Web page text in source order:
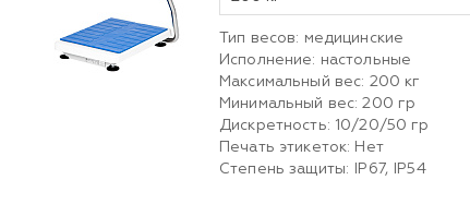
Тип весов: медицинские
Исполнение: настольные
Максимальный вес: 200 кг
Минимальный вес: 200 гр
Дискретность: 10/20/50 гр
Печать этикеток: Нет
Степень защиты: IP67, IP54